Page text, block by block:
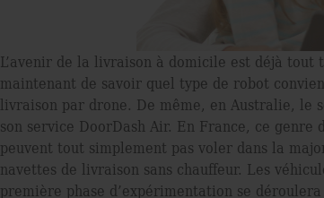
L’avenir de la livraison à domicile est déjà tout
maintenant de savoir quel type de robot
livraison par drone. De même, en Australie, le
son service DoorDash Air. En France, ce
peuvent tout simplement pas voler dans la
navettes de livraison sans chauffeur. Les
première phase d’expérimentation se